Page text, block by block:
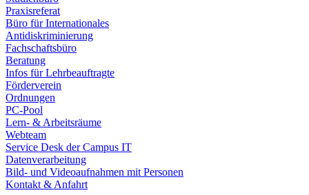
Praxisreferat
Büro für Internationales
Antidiskriminierung
Fachschaftsbüro
Beratung
Infos für Lehrbeauftragte
Förderverein
Ordnungen
PC-Pool
Lern- & Arbeitsräume
Webteam
Service Desk der Campus IT
Datenverarbeitung
Bild- und Videoaufnahmen mit Personen
Kontakt & Anfahrt